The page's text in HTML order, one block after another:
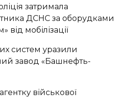
затримала
ДСНС за оборудками
від мобілізації
систем уразили
завод «Башнефть-
військової